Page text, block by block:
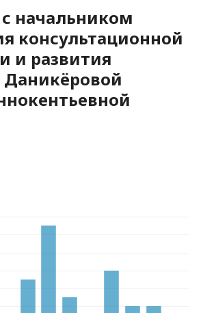
начальником
консультационной
и развития
Даникёровой